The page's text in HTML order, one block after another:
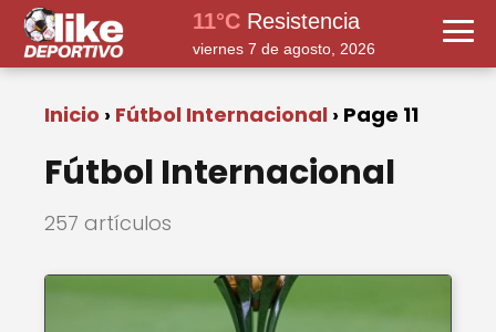
11°CResistencia
viernes 7 de agosto, 2026
Inicio Fútbol Internacional Page 11
Fútbol Internacional
257 artículos